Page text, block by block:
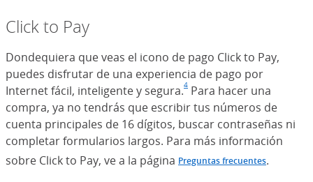
Click to Pay
Dondequiera que veas el icono de pago Click to Pay,
puedes disfrutar de una experiencia de pago por
Internet fácil, inteligente y segura.Nota al pie de página
4 (Se abre en
Para hacer una
compra, ya no tendrás que escribir tus números de
cuenta principales de 16 dígitos, buscar contraseñas ni
completar formularios largos. Para más información
sobre Click to Pay, ve a la página Preguntas frecuentes.